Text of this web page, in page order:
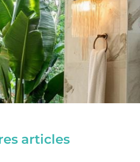
articles